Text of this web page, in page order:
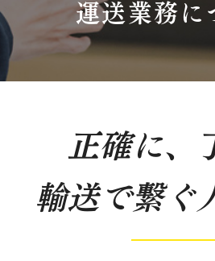
運送業務に
正確に、
輸送で繋ぐ